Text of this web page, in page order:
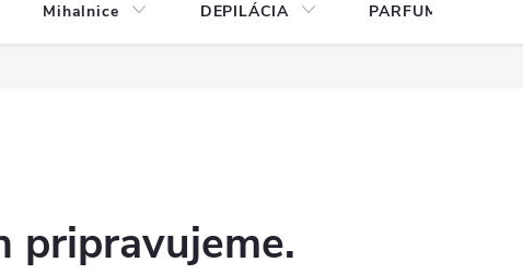
Mihalnice DEPILÁCIA PARFUMY
pripravujeme.